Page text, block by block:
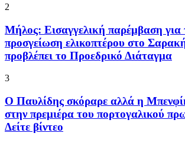
2
Μήλος: Εισαγγελική παρέμβαση για
προσγείωση ελικοπτέρου στο
προβλέπει το Προεδρικό Διάταγμα
3
Ο Παυλίδης σκόραρε αλλά η
στην πρεμιέρα του πορτογαλικού
Δείτε βίντεο